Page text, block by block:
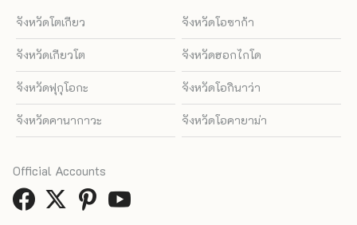
จังหวัดโตเกียว จังหวัดโอซาก้า
จังหวัดเกียวโต จังหวัดฮอกไกโด
จังหวัดฟุกุโอกะ จังหวัดโอกินาว่า
จังหวัดคานากาวะ จังหวัดโอคายาม่า
Official Accounts